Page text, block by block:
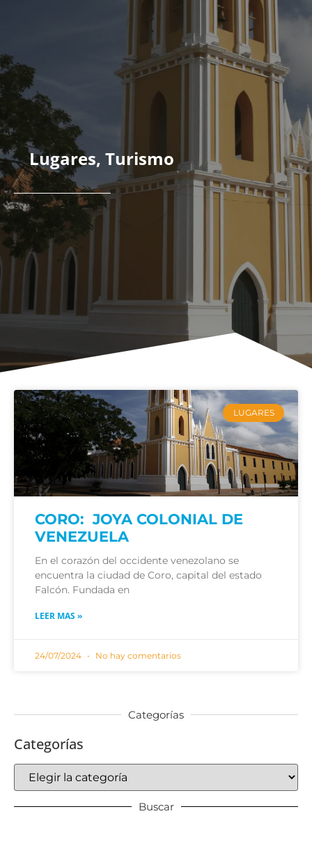
Lugares, Turismo
LUGARES
CORO: JOYA COLONIAL DE
VENEZUELA
En el corazón del occidente venezolano se
encuentra la ciudad de Coro, capital del estado
Falcón. Fundada en
LEER MAS »
24/07/2024 No hay comentarios
Categorías
Categorías
Buscar